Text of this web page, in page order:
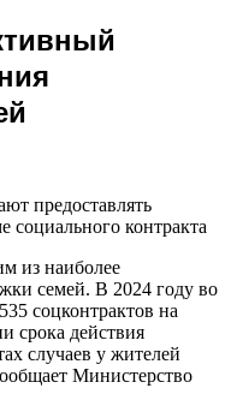
предоставлять
социального контракта
из наиболее
семей. В 2024 году во
соцконтрактов на
срока действия
случаев у жителей
Министерство